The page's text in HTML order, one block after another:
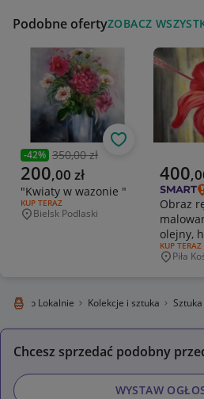
Podobne ofertyZOBACZ
Poprzednia cena
-42% 350,00 zł
Aktualna cena
200,00 zł
"Kwiaty w wazonie "
RODZAJ OFERTY:
KUP TERAZ
Miejscowość
Bielsk Podlaski
Obserwuj
400,
Obraz
olejny,
kwiat w
RODZAJ
KUP TERAZ
Piła
Allegro Lokalnie Kolekcje i sztuka Sztuka
Chcesz sprzedać podobny
WYSTAW